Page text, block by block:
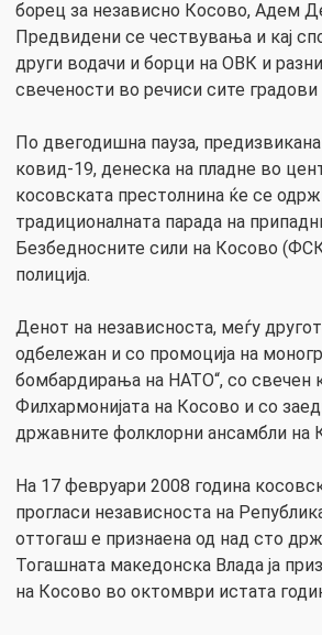
борец за независно Косово, Адем
Предвидени се чествувања и кај
други водачи и борци на ОВК и
свечености во речиси сите
По двегодишна пауза,
ковид-19, денеска на пладне во
косовската престолнина ќе се
традиционалната парада на
Безбедносните сили на Косово
полиција.
Денот на независноста, меѓу
одбележан и со промоција на
бомбардирања на НАТО“, со свечен
Филхармонијата на Косово и со
државните фолклорни ансамбли на
На 17 февруари 2008 година
прогласи независноста на
оттогаш е признаена од над сто
Тогашната македонска Влада ја
на Косово во октомври истата